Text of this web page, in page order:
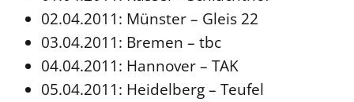
02.04.2011: Münster – Gleis 22
03.04.2011: Bremen – tbc
04.04.2011: Hannover – TAK
05.04.2011: Heidelberg – Teufel